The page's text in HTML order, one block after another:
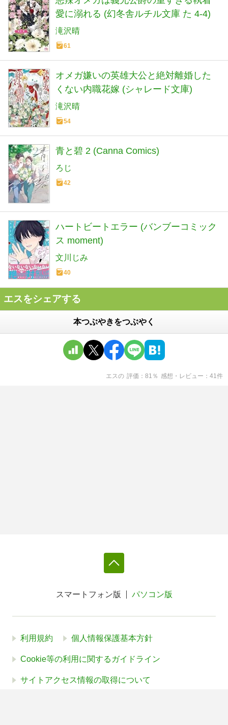
愛に溺れる (幻冬舎ルチル文庫 た 4-4)
滝沢晴
61
オメガ嫌いの英雄大公と絶対離婚した
くない内職花嫁 (シャレード文庫)
滝沢晴
54
青と碧 2 (Canna Comics)
ろじ
42
ハートビートエラー (バンブーコミック
ス moment)
文川じみ
40
エスをシェアする
本つぶやきをつぶやく
エスの 評価 81 ％ 感想・レビュー 41件
スマートフォン版 パソコン版
利用規約 個人情報保護基本方針
Cookie等の利用に関するガイドライン
サイトアクセス情報の取得について